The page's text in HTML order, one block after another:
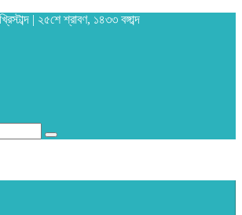
| ২৫শে শ্রাবণ, ১৪৩৩ বঙ্গাব্দ